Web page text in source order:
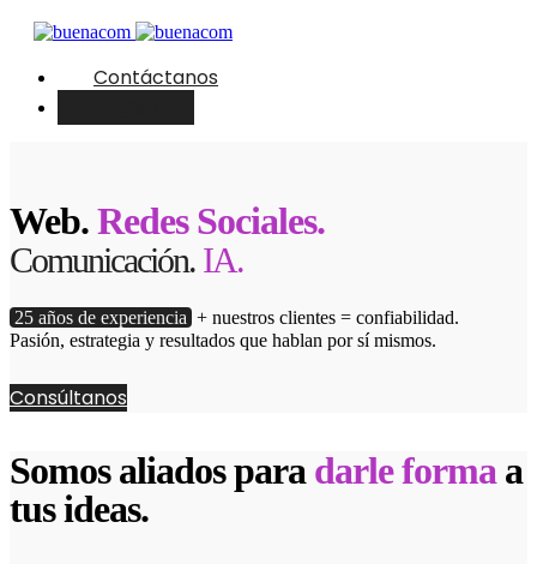
Contáctanos
Web.Redes Sociales.
Comunicación. IA.
25 años de experiencia + nuestros clientes = confiabilidad.
Pasión, estrategia y resultados que hablan por sí mismos.
Consúltanos
Somos aliados para darle forma a
tus ideas.